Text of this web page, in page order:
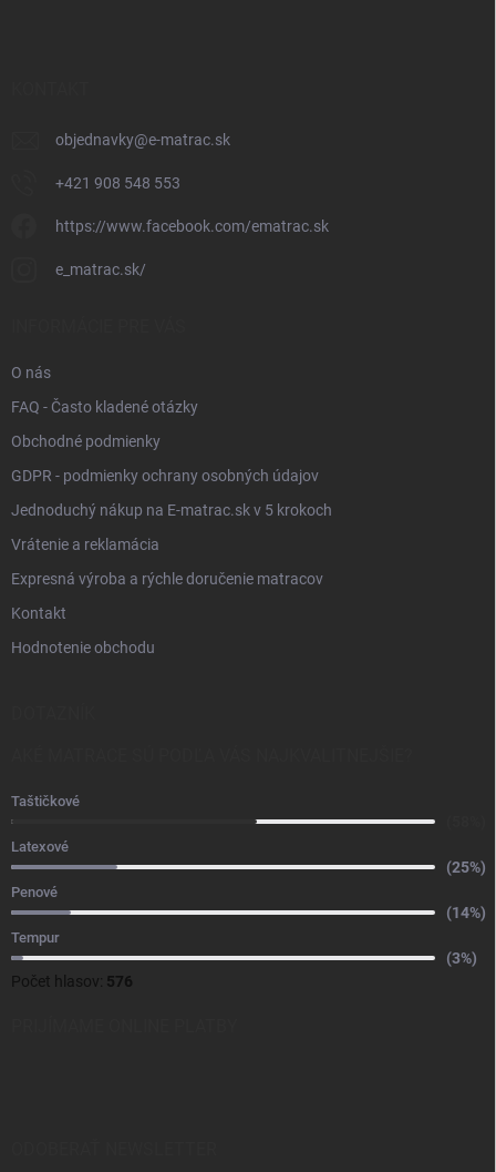
objednavky@e-matrac.sk
+421 908 548 553
https://www.facebook.com/ematrac.sk
e_matrac.sk/
O nás
FAQ - Často kladené otázky
Obchodné podmienky
GDPR - podmienky ochrany osobných údajov
Jednoduchý nákup na E-matrac.sk v 5 krokoch
Vrátenie a reklamácia
Expresná výroba a rýchle doručenie matracov
Kontakt
Hodnotenie obchodu
Taštičkové
Latexové
(25%)
Penové
(14%)
Tempur
(3%)
Počet hlasov: 576